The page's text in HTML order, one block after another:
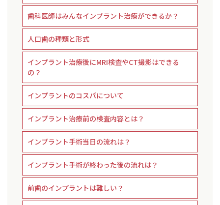
歯科医師はみんなインプラント治療ができるか？
人口歯の種類と形式
インプラント治療後にMRI検査やCT撮影はできる
の？
インプラントのコスパについて
インプラント治療前の検査内容とは？
インプラント手術当日の流れは？
インプラント手術が終わった後の流れは？
前歯のインプラントは難しい？